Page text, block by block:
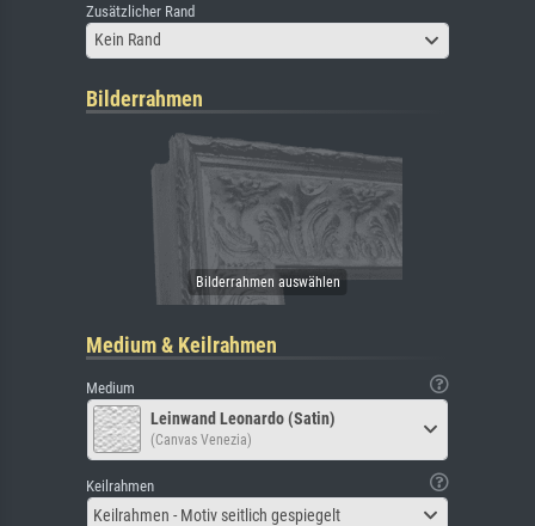
Zusätzlicher Rand
Kein Rand
Bilderrahmen
Medium & Keilrahmen
Medium
Leinwand Leonardo (Satin)
(Canvas Venezia)
Keilrahmen
Keilrahmen - Motiv seitlich gespiegelt